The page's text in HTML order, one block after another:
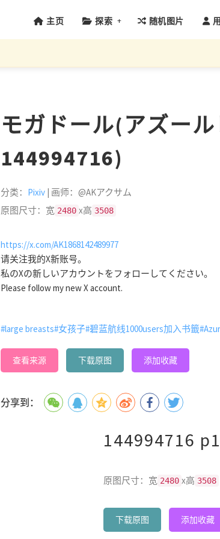
主页 探索 + 随机图片
モガドール(アズー
144994716)
分类： Pixiv | 画师：@AKアクサム
原图尺寸：宽 2480 x高 3508
https://x.com/AK1868142489977
请关注我的X新账号。
私のXの新しいアカウントをフォローしてください。
Please follow my new X account.
#large breasts#女孩子#碧蓝航线1000users加入书籤
查看来源 下载原图 添加收藏
分享到：
144994716 p1
原图尺寸：宽 2480 x高 3508
下载原图 添加收藏